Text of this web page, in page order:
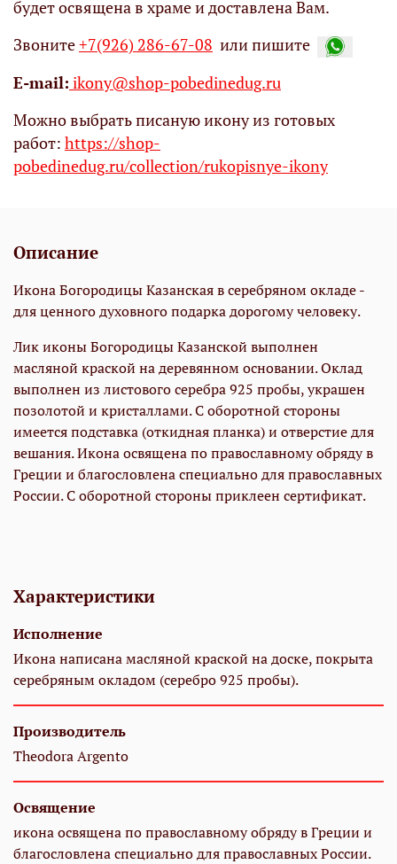
будет освящена в храме и доставлена Вам.
Звоните+7(926) 286-67-08 или пишите
Е-mail: ikony@shop-pobedinedug.ru
Можно выбрать писаную икону из готовых
работ: https://shop-
pobedinedug.ru/collection/rukopisnye-ikony
Описание
Икона Богородицы Казанская в серебряном окладе -
для ценного духовного подарка дорогому человеку.
Лик иконы Богородицы Казанской выполнен
масляной краской на деревянном основании. Оклад
выполнен из листового серебра 925 пробы, украшен
позолотой и кристаллами. С оборотной стороны
имеется подставка (откидная планка) и отверстие для
вешания. Икона освящена по православному обряду в
Греции и благословлена специально для православных
России. С оборотной стороны приклеен сертификат.
Характеристики
Исполнение
Икона написана масляной краской на доске, покрыта
серебряным окладом (серебро 925 пробы).
Производитель
Theodora Argento
Освящение
икона освящена по православному обряду в Греции и
благословлена специально для православных России.